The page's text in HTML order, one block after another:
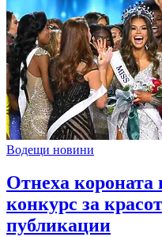
Водещи новини
Отнеха короната
конкурс за
публикации